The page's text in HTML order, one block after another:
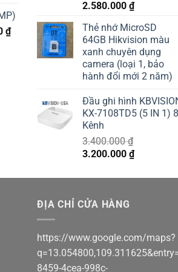
₫Giá
Giá
là:
2.780.000 ₫.
2.580.000 ₫Giá
tại
là:
2.580.000
Thẻ nhớ MicroSD
64GB Hikvision màu
xanh chuyên dụng
camera (loại 1, bảo
hành đổi mới 2 năm)
Đầu ghi hình
KX-7108TD5 (5 IN 1) 8
Kênh
3.400.000₫
Giá
là:
3.200.000 ₫Giá
tại
ĐỊA CHỈ CỬA HÀNG
https://www.google.com/maps?
8459-4cea-998c-